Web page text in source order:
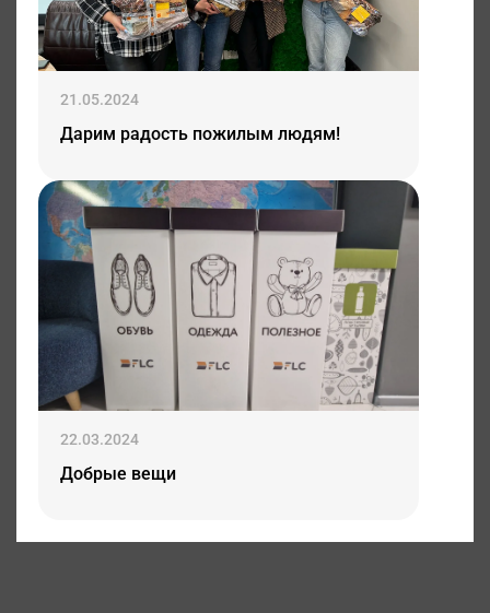
21.05.2024
Дарим радость пожилым людям!
22.03.2024
Добрые вещи